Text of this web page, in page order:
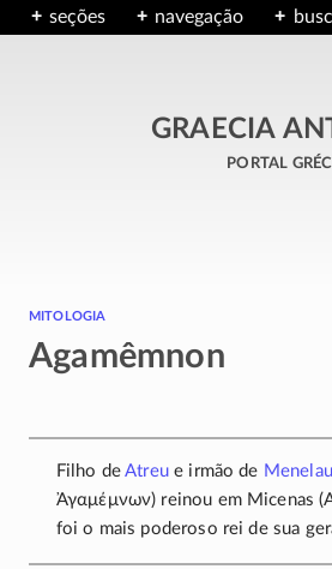
seções navegação
GRAECIA
portal
mitologia
Agamêmnon
Filho deAtreue irmão de Menelau
Ἀγαμέμνων) reinou em Micenas
foi o mais poderoso rei de sua